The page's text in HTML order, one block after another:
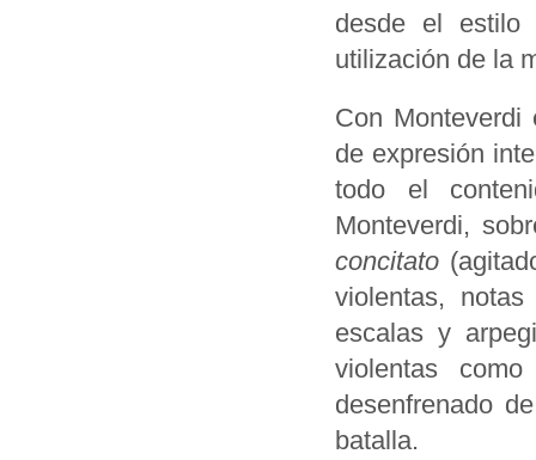
desde el estilo
utilización de la
Con Monteverdi
de expresión
todo el
Monteverdi,
concitato
violentas,
escalas y
violentas
desenfrenado
batalla.